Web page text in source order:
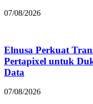
07/08/2026
Elnusa Perkuat
Pertapixel untuk
Data
07/08/2026